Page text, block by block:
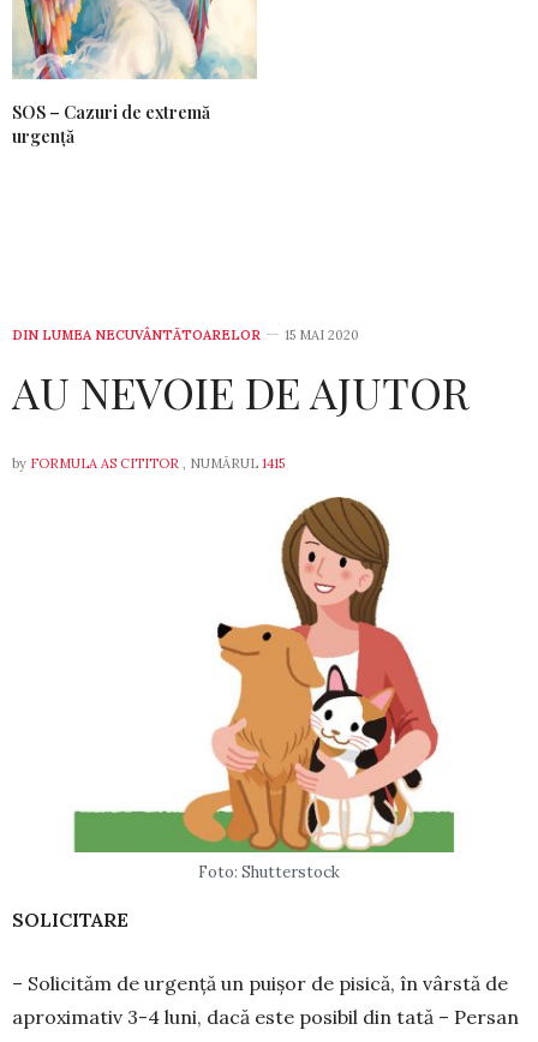
SOS – Cazuri de extremă
urgență
DIN LUMEA NECUVÂNTĂTOARELOR 15 MAI 2020
AU NEVOIE DE AJUTOR
by FORMULA AS CITITOR , NUMĂRUL 1415
Foto: Shutterstock
SOLICITARE
– Solicităm de ur­gen­ță un puișor de pi­sică, în vârstă de
apro­ximativ 3-4 luni, dacă este po­sibil din tată – Persan